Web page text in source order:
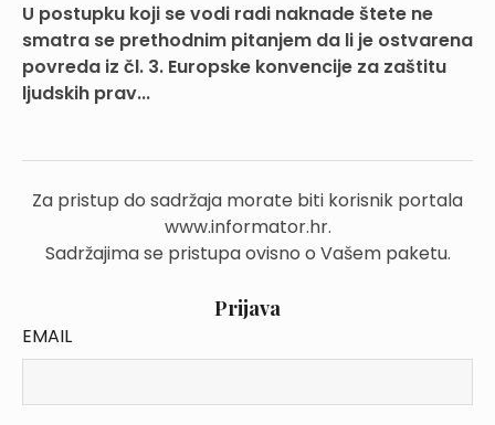
U postupku koji se vodi radi naknade štete ne
smatra se prethodnim pitanjem da li je ostvarena
povreda iz čl. 3. Europske konvencije za zaštitu
ljudskih prav...
Za pristup do sadržaja morate biti korisnik portala
www.informator.hr.
Sadržajima se pristupa ovisno o Vašem paketu.
Prijava
EMAIL